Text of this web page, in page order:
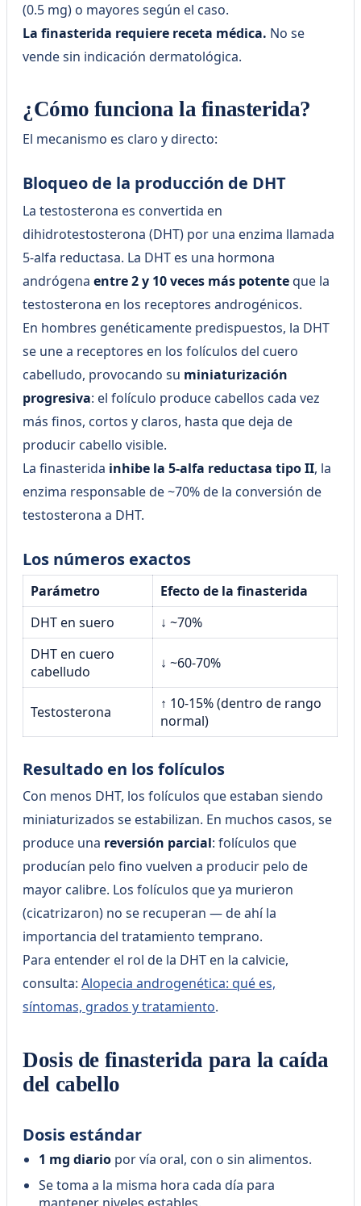
(0.5 mg) o mayores según el caso.
La finasterida requiere receta médica. No se
vende sin indicación dermatológica.
¿Cómo funciona la finasterida?
El mecanismo es claro y directo:
Bloqueo de la producción de DHT
La testosterona es convertida en
dihidrotestosterona (DHT) por una enzima llamada
5-alfa reductasa. La DHT es una hormona
andrógenaentre 2 y 10 veces más potenteque la
testosterona en los receptores androgénicos.
En hombres genéticamente predispuestos, la DHT
se une a receptores en los folículos del cuero
cabelludo, provocando su miniaturización
progresiva: el folículo produce cabellos cada vez
más finos, cortos y claros, hasta que deja de
producir cabello visible.
La finasterida inhibe la 5-alfa reductasa tipo II, la
enzima responsable de ~70% de la conversión de
testosterona a DHT.
Los números exactos
Parámetro
Efecto de la finasterida
DHT en suero
↓ ~70%
DHT en cuero
cabelludo
↓ ~60-70%
Testosterona
↑ 10-15% (dentro de rango
normal)
Resultado en los folículos
Con menos DHT, los folículos que estaban siendo
miniaturizados se estabilizan. En muchos casos, se
produce una reversión parcial: folículos que
producían pelo fino vuelven a producir pelo de
mayor calibre. Los folículos que ya murieron
(cicatrizaron) no se recuperan — de ahí la
importancia del tratamiento temprano.
Para entender el rol de la DHT en la calvicie,
consulta:Alopecia androgenética: qué es,
síntomas, grados y tratamiento.
Dosis de finasterida para la caída
del cabello
Dosis estándar
1 mg diario por vía oral, con o sin alimentos.
Se toma a la misma hora cada día para